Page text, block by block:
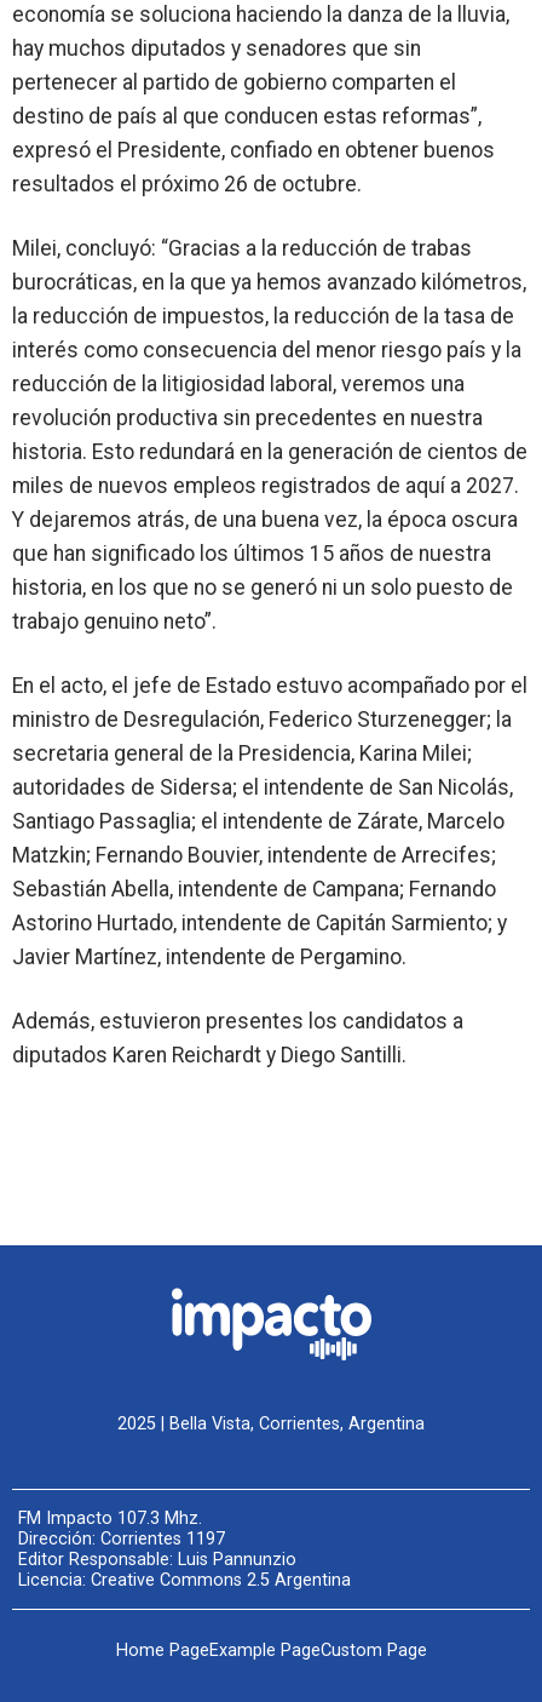
economía se soluciona haciendo la danza de la lluvia,
hay muchos diputados y senadores que sin
pertenecer al partido de gobierno comparten el
destino de país al que conducen estas reformas”,
expresó el Presidente, confiado en obtener buenos
resultados el próximo 26 de octubre.
Milei, concluyó: “Gracias a la reducción de trabas
burocráticas, en la que ya hemos avanzado kilómetros,
la reducción de impuestos, la reducción de la tasa de
interés como consecuencia del menor riesgo país y la
reducción de la litigiosidad laboral, veremos una
revolución productiva sin precedentes en nuestra
historia. Esto redundará en la generación de cientos de
miles de nuevos empleos registrados de aquí a 2027.
Y dejaremos atrás, de una buena vez, la época oscura
que han significado los últimos 15 años de nuestra
historia, en los que no se generó ni un solo puesto de
trabajo genuino neto”.
En el acto, el jefe de Estado estuvo acompañado por el
ministro de Desregulación, Federico Sturzenegger; la
secretaria general de la Presidencia, Karina Milei;
autoridades de Sidersa; el intendente de San Nicolás,
Santiago Passaglia; el intendente de Zárate, Marcelo
Matzkin; Fernando Bouvier, intendente de Arrecifes;
Sebastián Abella, intendente de Campana; Fernando
Astorino Hurtado, intendente de Capitán Sarmiento; y
Javier Martínez, intendente de Pergamino.
Además, estuvieron presentes los candidatos a
diputados Karen Reichardt y Diego Santilli.
2025 | Bella Vista, Corrientes, Argentina
FM Impacto 107.3 Mhz.
Dirección: Corrientes 1197
Editor Responsable: Luis Pannunzio
Licencia: Creative Commons 2.5 Argentina
Home PageExample PageCustom Page